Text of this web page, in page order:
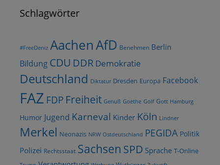
Schlagwörter
#FreeDeniz AachenAfD Benehmen Berlin
Bildung CDU DDR Demokratie
Deutschland Diktatur Dresden Europa Facebook
FAZ FDP Freiheit Genuß Goethe Golf Gott Hamburg
Humor Jugend Karneval Kinder Köln Lindner
Merkel Neonazis NRW Ostdeutschland PEGIDA Politik
Polizei Rechtsstaat Sachsen SPD Sprache T-Online